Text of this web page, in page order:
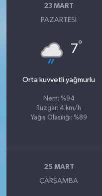
23 MART
PAZARTESI
7°
Orta kuvvetli yağmurlu
Nem: %94
Rüzgar: 4 km/h
Yağış Olasılığı: %89
25 MART
ÇARŞAMBA